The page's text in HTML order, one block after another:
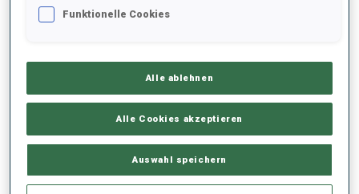
PERFORMANCE TREND
100%
Funktionelle Cookies
Alle ablehnen
Alle Cookies akzeptieren
Auswahl speichern